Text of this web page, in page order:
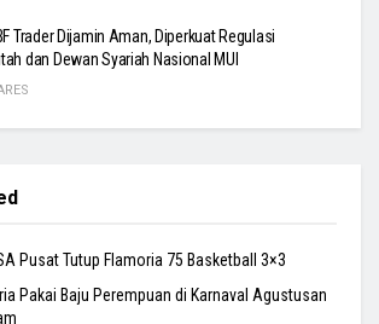
Trader Dijamin Aman, Diperkuat Regulasi
dan Dewan Syariah Nasional MUI
Pusat Tutup Flamoria 75 Basketball 3×3
Pakai Baju Perempuan di Karnaval Agustusan